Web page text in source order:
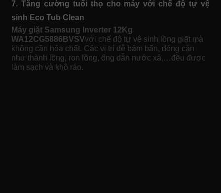
7. Tăng cường tuổi thọ cho máy với chế độ tự vệ
sinh Eco Tub Clean
Máy giặt Samsung Inverter 12Kg
WA12CG5886BVSVvới chế độ tự vệ sinh lồng giặt mà
không cần hóa chất. Các vị trí dễ bám bẩn, đóng cặn
như thành lồng, ron lồng, ống dẫn nước xả,…đều được
làm sạch và khô ráo.